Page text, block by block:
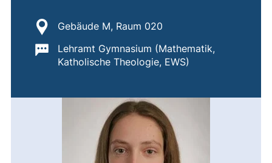
Standort:
Gebäude M, Raum 020
Wichtige Informationen:
Lehramt Gymnasium (Mathematik,
Katholische Theologie, EWS)